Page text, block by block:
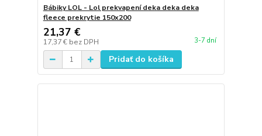
Bábiky LOL - Lol prekvapení deka deka deka
fleece prekrytie 150x200
21,37 €
17,37 € bez DPH 3-7 dní
Pridať do košíka